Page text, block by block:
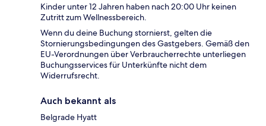
Kinder unter 12 Jahren haben nach 20:00 Uhr keinen
Zutritt zum Wellnessbereich.
Wenn du deine Buchung stornierst, gelten die
Stornierungsbedingungen des Gastgebers. Gemäß den
EU-Verordnungen über Verbraucherrechte unterliegen
Buchungsservices für Unterkünfte nicht dem
Widerrufsrecht.
Auch bekannt als
Belgrade Hyatt